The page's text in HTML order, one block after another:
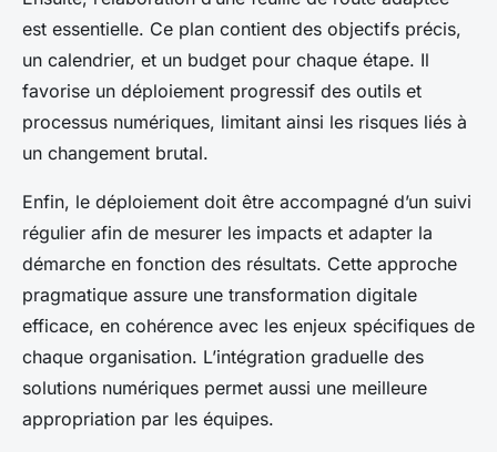
est essentielle. Ce plan contient des objectifs précis,
un calendrier, et un budget pour chaque étape. Il
favorise un déploiement progressif des outils et
processus numériques, limitant ainsi les risques liés à
un changement brutal.
Enfin, le déploiement doit être accompagné d’un suivi
régulier afin de mesurer les impacts et adapter la
démarche en fonction des résultats. Cette approche
pragmatique assure une transformation digitale
efficace, en cohérence avec les enjeux spécifiques de
chaque organisation. L’intégration graduelle des
solutions numériques permet aussi une meilleure
appropriation par les équipes.